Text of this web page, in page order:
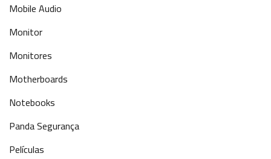
Mobile Audio
Monitor
Monitores
Motherboards
Notebooks
Panda Segurança
Películas